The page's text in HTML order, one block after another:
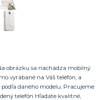
obrázku sa nachádza mobilný
vyrábané na Váš telefón, a
podľa daného modelu. Pracujeme
telefón Hľadáte kvalitné,